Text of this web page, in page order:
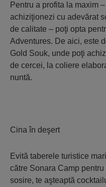
Pentru a profita la maxim
achiziţionezi cu adevărat
de calitate – poţi opta
Adventures. De aici, este
Gold Souk, unde poţi
de cercei, la coliere
nuntă.
Cina în deşert
Evită taberele turistice
către Sonara Camp
sosire, te aşteaptă